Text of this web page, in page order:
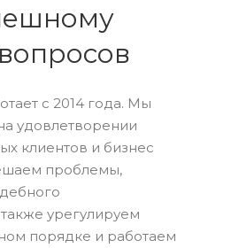
с 2014 года. Мы
удовлетворении
клиентов и бизнес
проблемы,
урегулируем
порядке и работаем